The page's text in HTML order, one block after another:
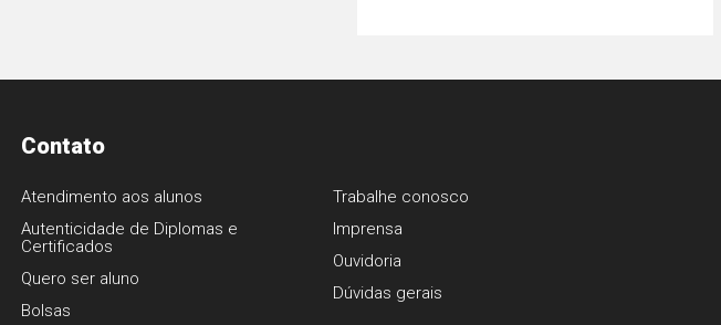
Contato
Atendimento aos alunos
Autenticidade de Diplomas e
Certificados
Quero ser aluno
Bolsas
Trabalhe conosco
Imprensa
Ouvidoria
Dúvidas gerais